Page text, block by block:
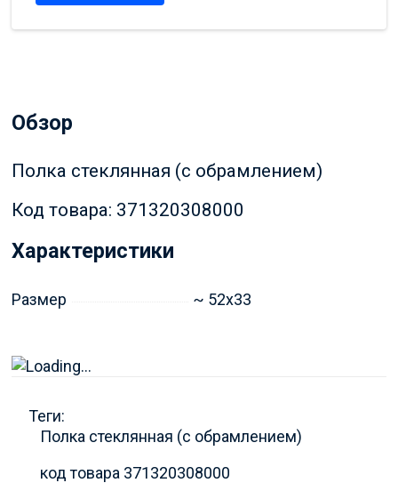
Обзор
Полка стеклянная (с обрамлением)
Код товара: 371320308000
Характеристики
Размер ~ 52x33
Теги:
Полка стеклянная (с обрамлением)
код товара 371320308000